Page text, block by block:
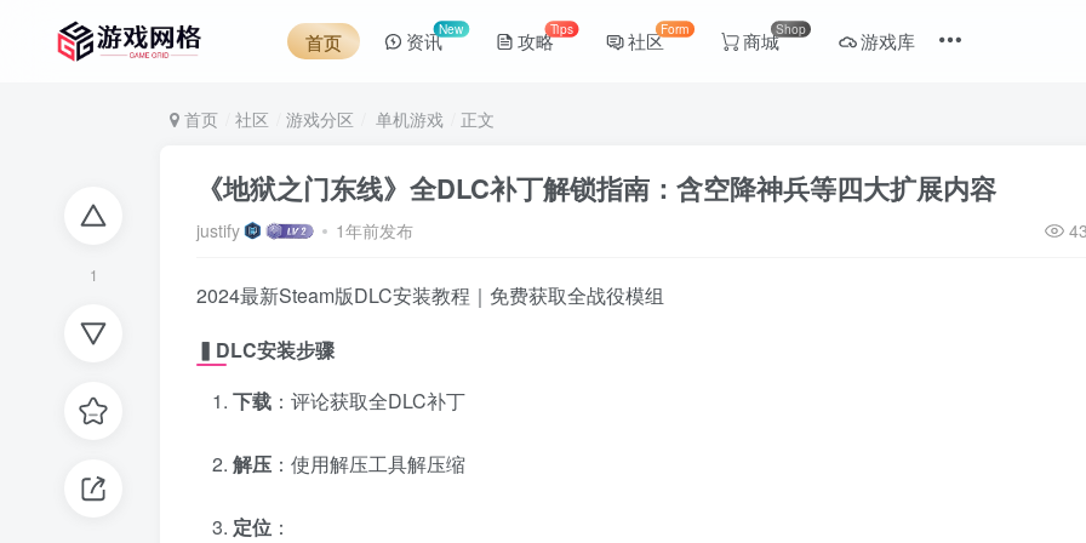
首页 资讯New 攻略Tips 社区Form 商城Shop 游戏库
1
首页 社区 游戏分区 单机游戏 正文
《地狱之门东线》全DLC补丁解锁指南：含空降神兵等四大扩展内容
justify 1年前发布
2024最新Steam版DLC安装教程｜免费获取全战役模组
▍DLC安装步骤
下载 ：评论获取全DLC补丁
解压 ：使用解压工具解压缩
定位 ：